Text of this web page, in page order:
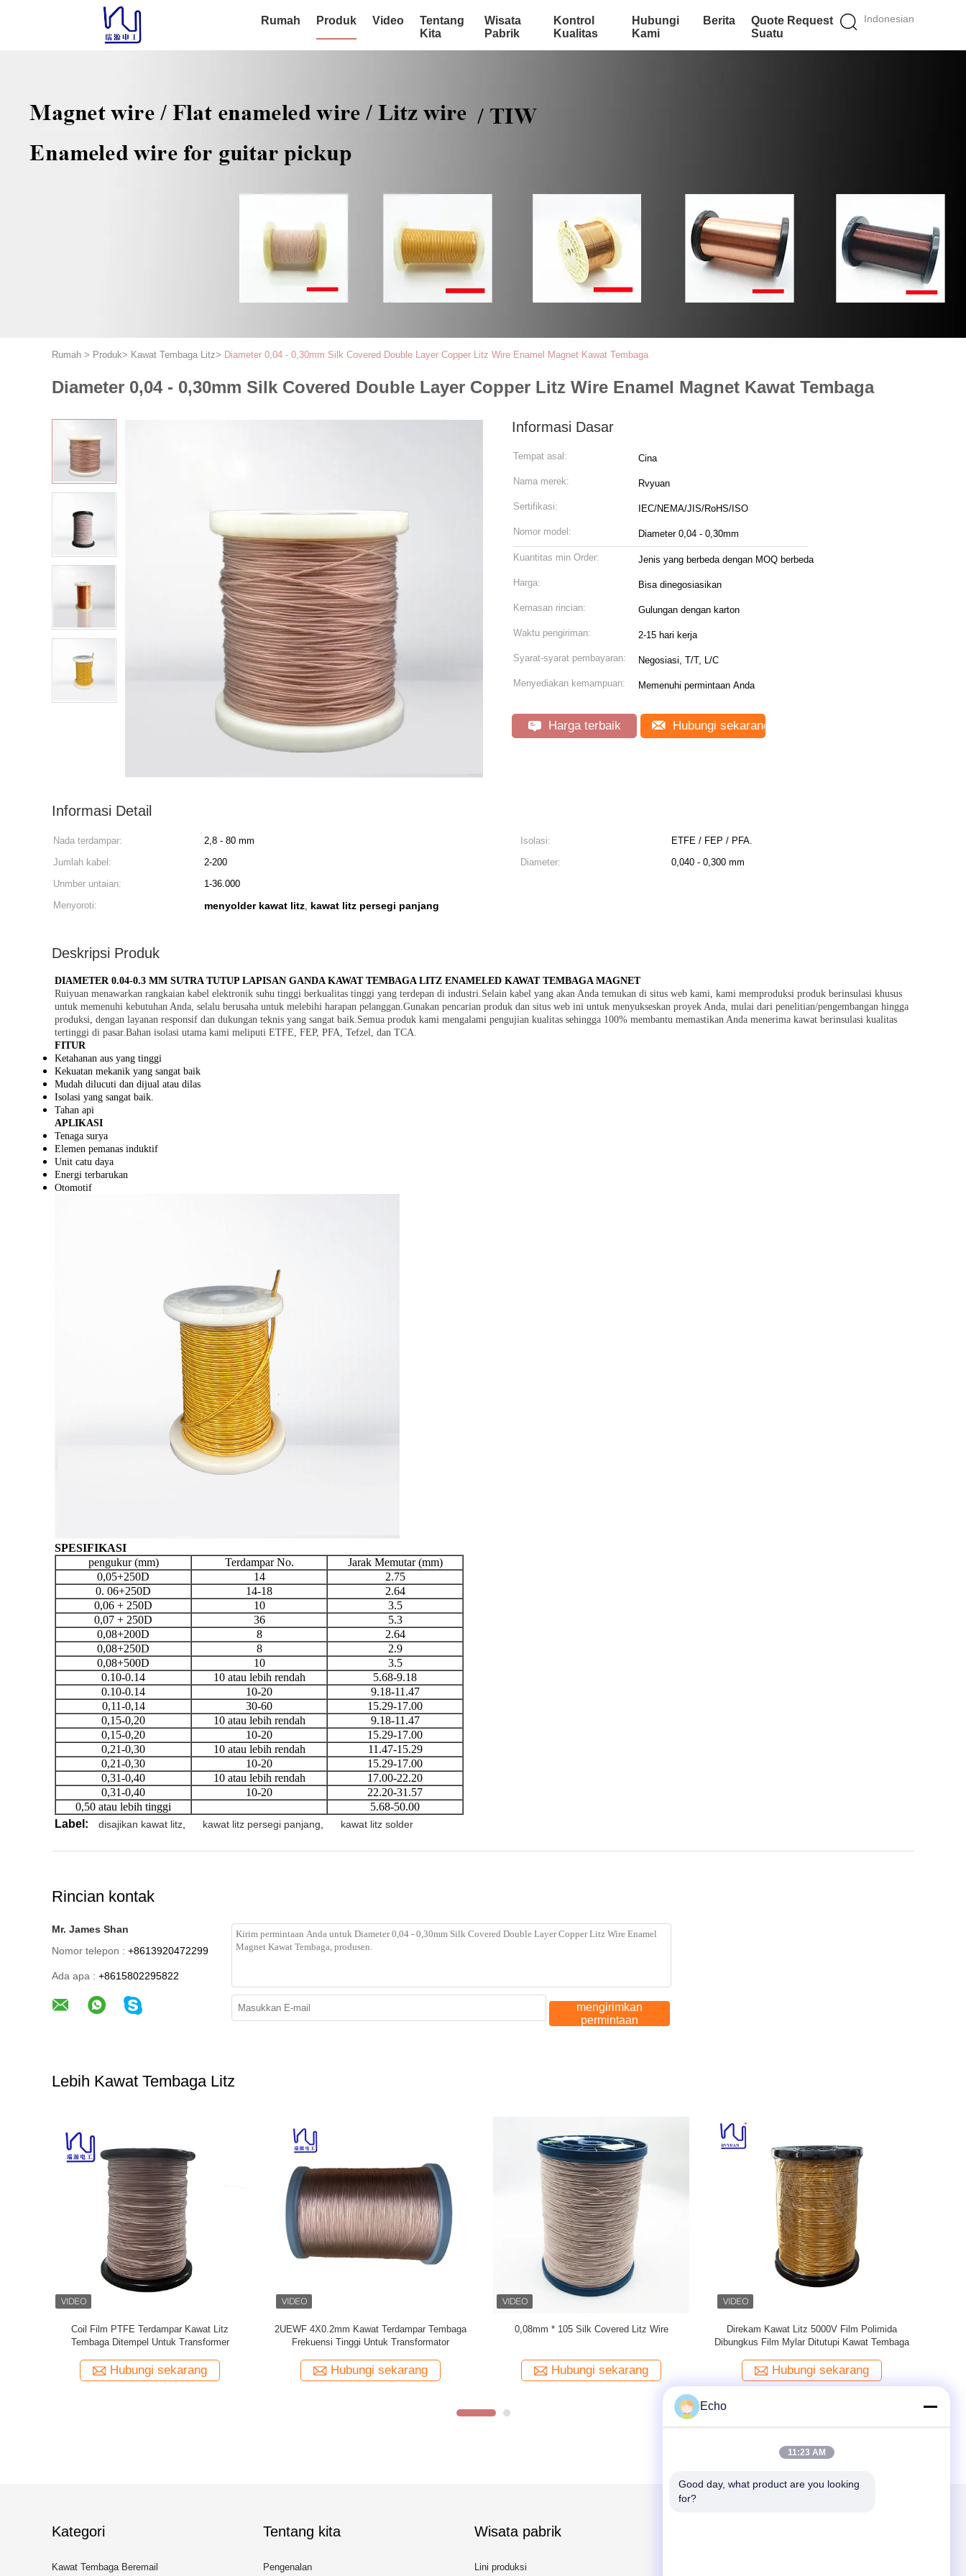
Indonesian
Rumah Produk Video
Tentang
Kita
Wisata
Pabrik
Kontrol
Kualitas
Hubungi
Kami
Berita
Quote Request
Suatu
Rumah > Produk> Kawat Tembaga Litz> Diameter 0,04 - 0,30mm Silk Covered Double Layer Copper Litz Wire Enamel Magnet Kawat Tembaga
Diameter 0,04 - 0,30mm Silk Covered Double Layer Copper Litz Wire Enamel Magnet Kawat Tembaga
Informasi Dasar
Tempat asal: Cina
Nama merek: Rvyuan
Sertifikasi: IEC/NEMA/JIS/RoHS/ISO
Nomor model: Diameter 0,04 - 0,30mm
Kuantitas min Order: Jenis yang berbeda dengan MOQ berbeda
Harga: Bisa dinegosiasikan
Kemasan rincian: Gulungan dengan karton
Waktu pengiriman: 2-15 hari kerja
Syarat-syarat pembayaran: Negosiasi, T/T, L/C
Menyediakan kemampuan: Memenuhi permintaan Anda
Harga terbaik Hubungi sekarang
Informasi Detail
Nada terdampar: 2,8 - 80 mm Isolasi:
ETFE / FEP / PFA.
Jumlah kabel:
2-200 Diameter:
0,040 - 0,300 mm
Unmber untaian:
1-36.000
Menyoroti:
menyolder kawat litz, kawat litz persegi panjang
Deskripsi Produk
DIAMETER 0.04-0.3 MM SUTRA TUTUP LAPISAN GANDA KAWAT TEMBAGA LITZ ENAMELED KAWAT TEMBAGA MAGNET
Ruiyuan menawarkan rangkaian kabel elektronik suhu tinggi berkualitas tinggi yang terdepan di industri.Selain kabel yang akan Anda temukan di situs web kami, kami memproduksi produk berinsulasi khusus
untuk memenuhi kebutuhan Anda, selalu berusaha untuk melebihi harapan pelanggan.Gunakan pencarian produk dan situs web ini untuk menyukseskan proyek Anda, mulai dari penelitian/pengembangan hingga
produksi, dengan layanan responsif dan dukungan teknis yang sangat baik.Semua produk kami mengalami pengujian kualitas sehingga 100% membantu memastikan Anda menerima kawat berinsulasi kualitas
tertinggi di pasar.Bahan isolasi utama kami meliputi ETFE, FEP, PFA, Tefzel, dan TCA.
FITUR
Ketahanan aus yang tinggi
Kekuatan mekanik yang sangat baik
Mudah dilucuti dan dijual atau dilas
Isolasi yang sangat baik.
Tahan api
APLIKASI
Tenaga surya
Elemen pemanas induktif
Unit catu daya
Energi terbarukan
Otomotif
SPESIFIKASI
pengukur (mm)
Terdampar No.
Jarak Memutar (mm)
0,05+250D
14
2.75
0. 06+250D
14-18
2.64
0,06 + 250D
10
3.5
0,07 + 250D
36
5.3
0,08+200D
8
2.64
0,08+250D
8
2.9
0,08+500D
10
3.5
0.10-0.14
10 atau lebih rendah
5.68-9.18
0.10-0.14
10-20
9.18-11.47
0,11-0,14
30-60
15.29-17.00
0,15-0,20
10 atau lebih rendah
9.18-11.47
0,15-0,20
10-20
15.29-17.00
0,21-0,30
10 atau lebih rendah
11.47-15.29
0,21-0,30
10-20
15.29-17.00
0,31-0,40
10 atau lebih rendah
17.00-22.20
0,31-0,40
10-20
22.20-31.57
0,50 atau lebih tinggi
5.68-50.00
Label:
disajikan kawat litz kawat litz persegi panjang kawat litz solder
Rincian kontak
Mr. James Shan
Nomor telepon : +8613920472299
Ada apa : +8615802295822
mengirimkan
permintaan
Lebih Kawat Tembaga Litz
Kawat Litz Kustom 0.03mmx600/2000 Kapton
ditempel Kawat Tembaga Litz
Hubungi sekarang
Kawat Litz yang Ditempel 0,03mmx600 Kawat
Tembaga Litz untuk Gulungan
Hubungi sekarang
Produsen Kawat Litz Sutra 0.071mm X 375
Hubungi sekarang
4KV PET film Mylar Litz Wire Copper
Conductor Solid
Hubungi sekarang
Kategori
Kawat Tembaga Beremail
Tentang kita
Pengenalan
Wisata pabrik
Lini produksi
Echo
11:23 AM
Good day, what product are you looking
for?